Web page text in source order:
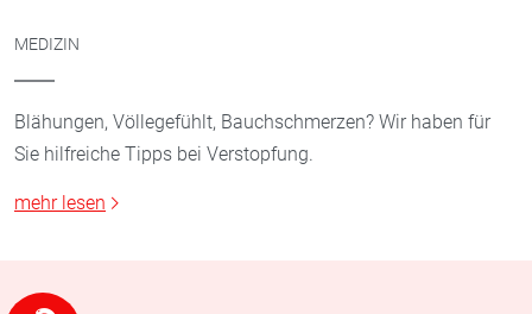
MEDIZIN
Blähungen, Völlegefühlt, Bauchschmerzen? Wir haben für
Sie hilfreiche Tipps bei Verstopfung.
mehr lesen